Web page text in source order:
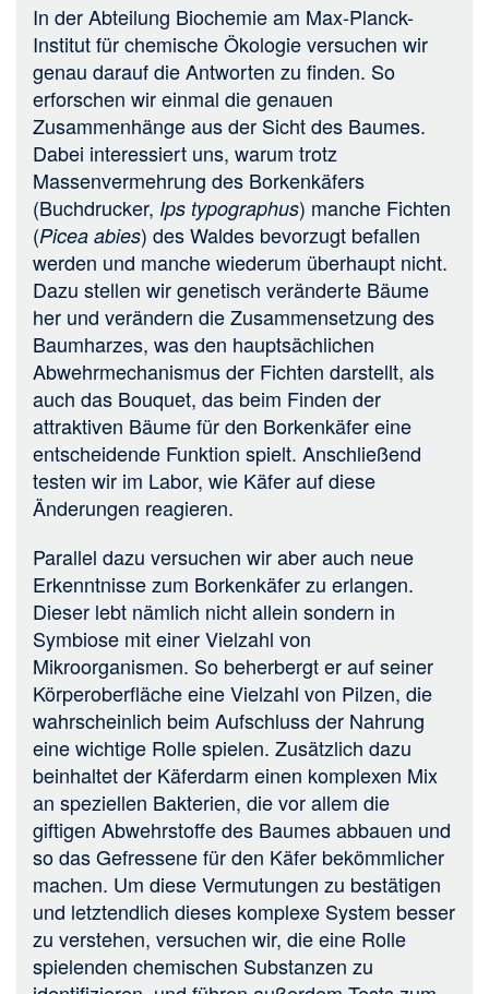
In der Abteilung Biochemie am Max-Planck-
Institut für chemische Ökologie versuchen wir
genau darauf die Antworten zu finden. So
erforschen wir einmal die genauen
Zusammenhänge aus der Sicht des Baumes.
Dabei interessiert uns, warum trotz
Massenvermehrung des Borkenkäfers
(Buchdrucker, Ips typographus) manche Fichten
(Picea abies) des Waldes bevorzugt befallen
werden und manche wiederum überhaupt nicht.
Dazu stellen wir genetisch veränderte Bäume
her und verändern die Zusammensetzung des
Baumharzes, was den hauptsächlichen
Abwehrmechanismus der Fichten darstellt, als
auch das Bouquet, das beim Finden der
attraktiven Bäume für den Borkenkäfer eine
entscheidende Funktion spielt. Anschließend
testen wir im Labor, wie Käfer auf diese
Änderungen reagieren.
Parallel dazu versuchen wir aber auch neue
Erkenntnisse zum Borkenkäfer zu erlangen.
Dieser lebt nämlich nicht allein sondern in
Symbiose mit einer Vielzahl von
Mikroorganismen. So beherbergt er auf seiner
Körperoberfläche eine Vielzahl von Pilzen, die
wahrscheinlich beim Aufschluss der Nahrung
eine wichtige Rolle spielen. Zusätzlich dazu
beinhaltet der Käferdarm einen komplexen Mix
an speziellen Bakterien, die vor allem die
giftigen Abwehrstoffe des Baumes abbauen und
so das Gefressene für den Käfer bekömmlicher
machen. Um diese Vermutungen zu bestätigen
und letztendlich dieses komplexe System besser
zu verstehen, versuchen wir, die eine Rolle
spielenden chemischen Substanzen zu